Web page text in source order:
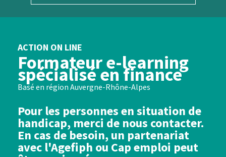
ACTION ON LINE
Formateur e-learning
spécialisé en finance
Basé en région Auvergne-Rhône-Alpes
Pour les personnes en situation de
handicap, merci de nous contacter.
En cas de besoin, un partenariat
avec l'Agefiph ou Cap emploi peut